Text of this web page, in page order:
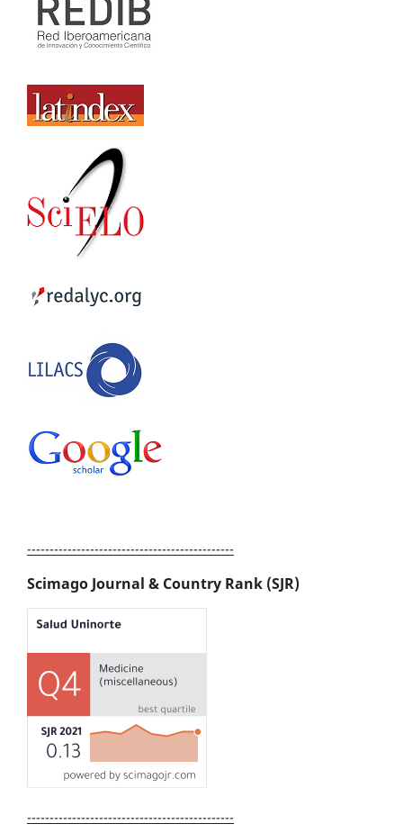
----------------------------------------------
Scimago Journal & Country Rank (SJR)
----------------------------------------------